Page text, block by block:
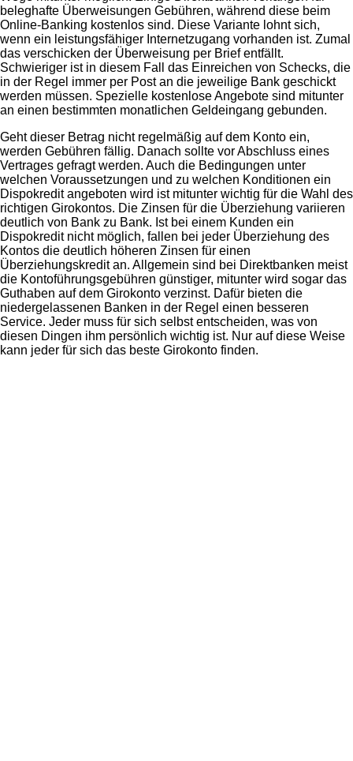
beleghafte Überweisungen Gebühren, während diese beim
Online-Banking kostenlos sind. Diese Variante lohnt sich,
wenn ein leistungsfähiger Internetzugang vorhanden ist. Zumal
das verschicken der Überweisung per Brief entfällt.
Schwieriger ist in diesem Fall das Einreichen von Schecks, die
in der Regel immer per Post an die jeweilige Bank geschickt
werden müssen. Spezielle kostenlose Angebote sind mitunter
an einen bestimmten monatlichen Geldeingang gebunden.
Geht dieser Betrag nicht regelmäßig auf dem Konto ein,
werden Gebühren fällig. Danach sollte vor Abschluss eines
Vertrages gefragt werden. Auch die Bedingungen unter
welchen Voraussetzungen und zu welchen Konditionen ein
Dispokredit angeboten wird ist mitunter wichtig für die Wahl des
richtigen Girokontos. Die Zinsen für die Überziehung variieren
deutlich von Bank zu Bank. Ist bei einem Kunden ein
Dispokredit nicht möglich, fallen bei jeder Überziehung des
Kontos die deutlich höheren Zinsen für einen
Überziehungskredit an. Allgemein sind bei Direktbanken meist
die Kontoführungsgebühren günstiger, mitunter wird sogar das
Guthaben auf dem Girokonto verzinst. Dafür bieten die
niedergelassenen Banken in der Regel einen besseren
Service. Jeder muss für sich selbst entscheiden, was von
diesen Dingen ihm persönlich wichtig ist. Nur auf diese Weise
kann jeder für sich das beste Girokonto finden.